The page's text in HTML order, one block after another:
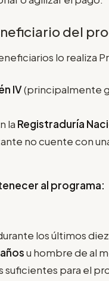
del
lo realiza
IV(principalmente
la Registraduría
no cuente con
al programa:
los últimos
u hombre de al
suficientes para el